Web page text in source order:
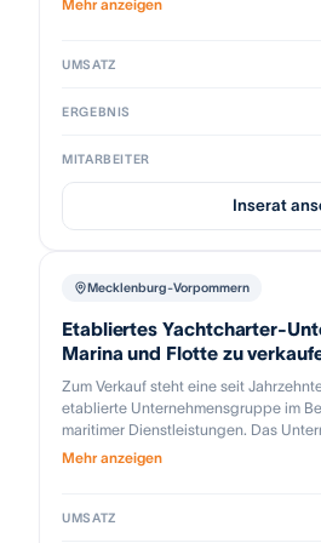
in der Region. - Betriebliche Größe
Mehr anzeigen
UMSATZ
ERGEBNIS
MITARBEITER
Inserat
Mecklenburg-Vorpommern
Etabliertes Yachtcharter-
Marina und Flotte zu
Zum Verkauf steht eine seit
etablierte Unternehmensgruppe im
maritimer Dienstleistungen. Das
umfassendes Leistungsportfolio
Ferienimmobilien, Skippertrainings
Mehr anzeigen
UMSATZ